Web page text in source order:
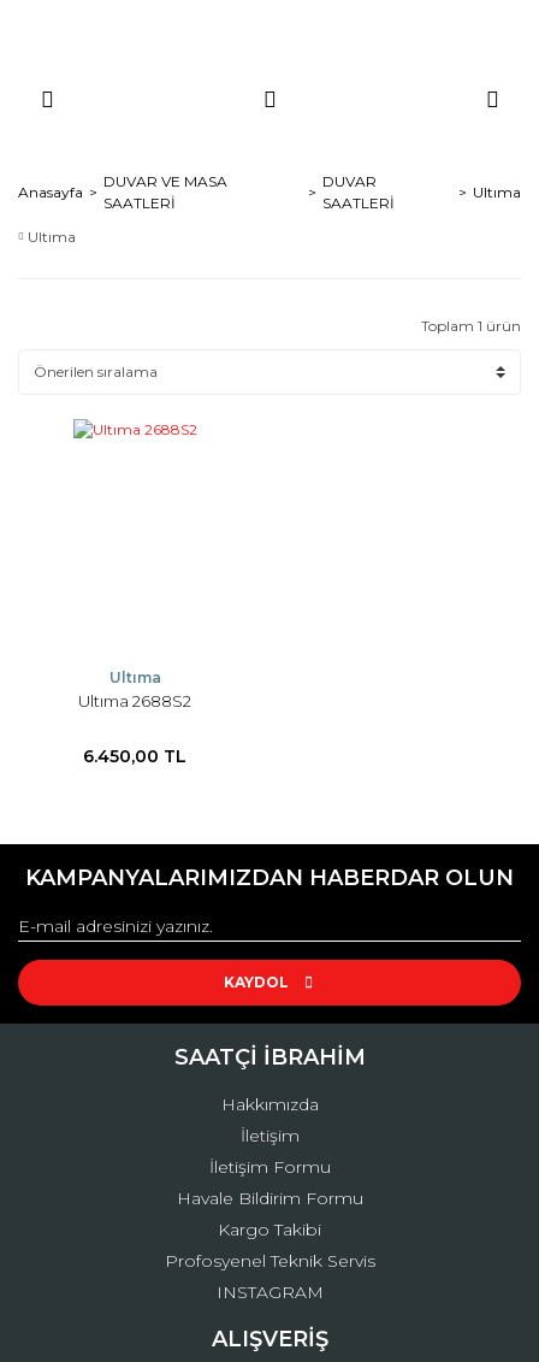
Anasayfa
DUVAR VE MASA
SAATLERİ
DUVAR
SAATLERİ
Ultıma
Ultıma
Toplam 1 ürün
Ultıma
Ultıma 2688S2
6.450,00 TL
KAMPANYALARIMIZDAN HABERDAR OLUN
KAYDOL
SAATÇİ İBRAHİM
Hakkımızda
İletişim
İletişim Formu
Havale Bildirim Formu
Kargo Takibi
Profosyenel Teknik Servis
INSTAGRAM
ALIŞVERİŞ